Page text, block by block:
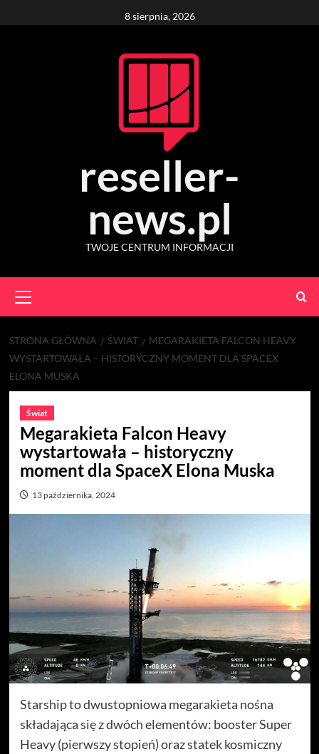
to
8 sierpnia, 2026
reseller-
news.pl
TWOJE CENTRUM INFORMACJI
Menu
STRONA GŁÓWNA ŚWIAT
MEGARAKIETA FALCON HEAVY
WYSTARTOWAŁA – HISTORYCZNY MOMENT DLA SPACEX
ELONA MUSKA
Świat
Megarakieta Falcon Heavy
wystartowała – historyczny
moment dla SpaceX Elona Muska
13 października, 2024
Starship to dwustopniowa megarakieta nośna
składająca się z dwóch elementów: booster Super
Heavy (pierwszy stopień) oraz statek kosmiczny